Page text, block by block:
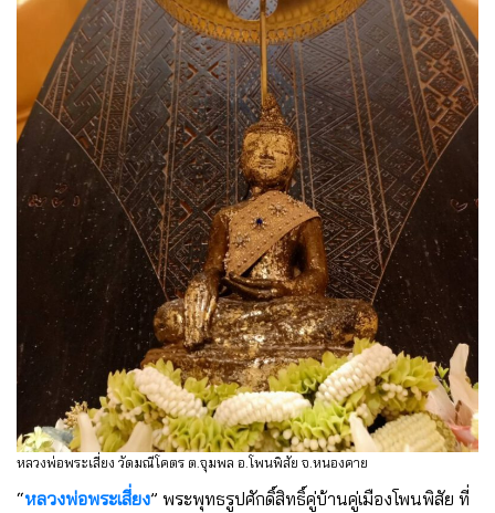
หลวงพ่อพระเสี่ยง วัดมณีโคตร ต.จุมพล อ.โพนพิสัย จ.หนองคาย
“หลวงพ่อพระเสี่ยง” พระพุทธรูปศักดิ์สิทธิ์คู่บ้านคู่เมืองโพนพิสัย ที่